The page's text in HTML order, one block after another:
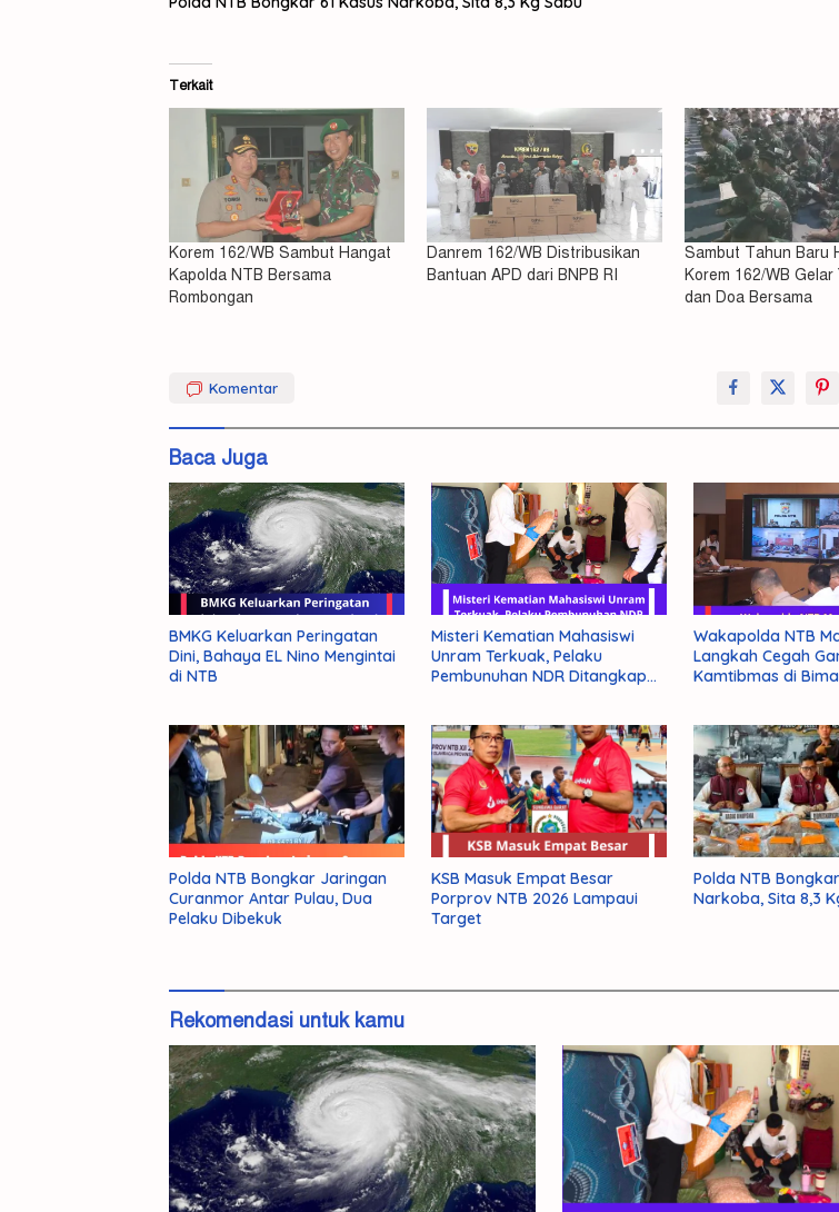
Terkait
Korem 162/WB Sambut Hangat
Kapolda NTB Bersama
Rombongan
Danrem 162/WB Distribusikan
Bantuan APD dari BNPB RI
Sambut Tahun Baru
Korem 162/WB Gelar
dan Doa Bersama
Yansori
Komentar
Baca Juga
BMKG Keluarkan Peringatan
Dini, Bahaya EL Nino Mengintai
di NTB
Misteri Kematian Mahasiswi
Unram Terkuak, Pelaku
Pembunuhan NDR Ditangkap
Wakapolda NTB
Langkah Cegah
Kamtibmas di
Polda NTB Bongkar Jaringan
Curanmor Antar Pulau, Dua
Pelaku Dibekuk
KSB Masuk Empat Besar
Porprov NTB 2026 Lampaui
Target
Polda NTB
Narkoba, Sita 8,3
Rekomendasi untuk kamu